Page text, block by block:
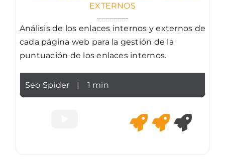
EXTERNOS
Análisis de los enlaces internos y externos de
cada página web para la gestión de la
puntuación de los enlaces internos.
Seo Spider | 1 min